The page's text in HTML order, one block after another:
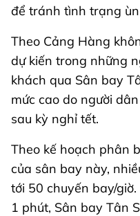
để tránh tình trạng
Theo Cảng Hàng
dự kiến trong những
khách qua Sân bay
mức cao do người
sau kỳ nghỉ tết.
Theo kế hoạch phân
của sân bay này,
tới 50 chuyến bay/
1 phút, Sân bay Tân